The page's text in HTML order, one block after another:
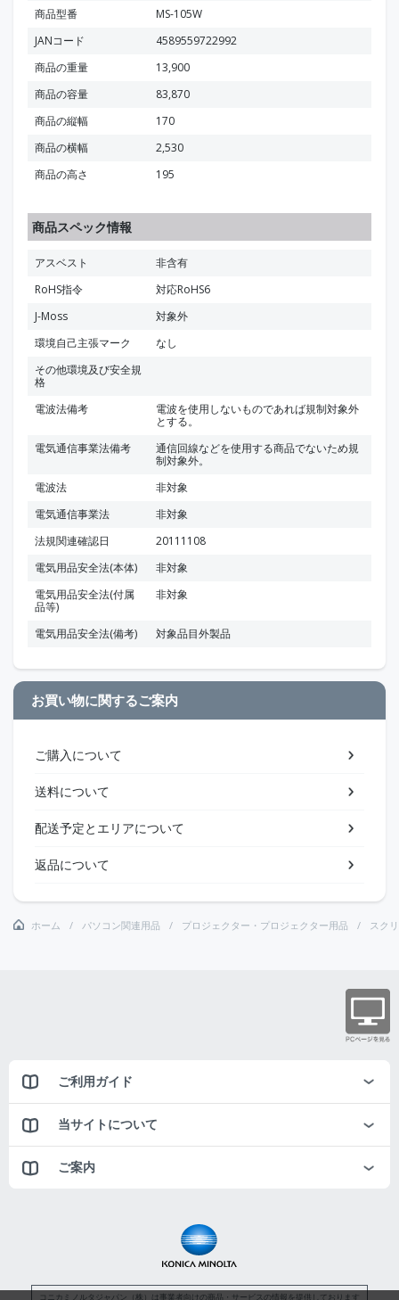
商品型番
MS-105W
JANコード
4589559722992
商品の重量
13,900
商品の容量
83,870
商品の縦幅
170
商品の横幅
2,530
商品の高さ
195
商品スペック情報
アスベスト
非含有
RoHS指令
対応RoHS6
J-Moss
対象外
環境自己主張マーク
なし
その他環境及び安全規
格
電波法備考
電波を使用しないものであれば規制対象外
とする。
電気通信事業法備考
通信回線などを使用する商品でないため規
制対象外。
電波法
非対象
電気通信事業法
非対象
法規関連確認日
20111108
電気用品安全法(本体)
非対象
電気用品安全法(付属
品等)
非対象
電気用品安全法(備考) 対象品目外製品
お買い物に関するご案内
ご購入について
送料について
配送予定とエリアについて
返品について
ホーム パソコン関連用品 プロジェクター・プロジェクター用品 スク
ご利用ガイド
当サイトについて
ご案内
コニカミノルタジャパン（株）は事業者向けの商品・サービスの情報を提供しております